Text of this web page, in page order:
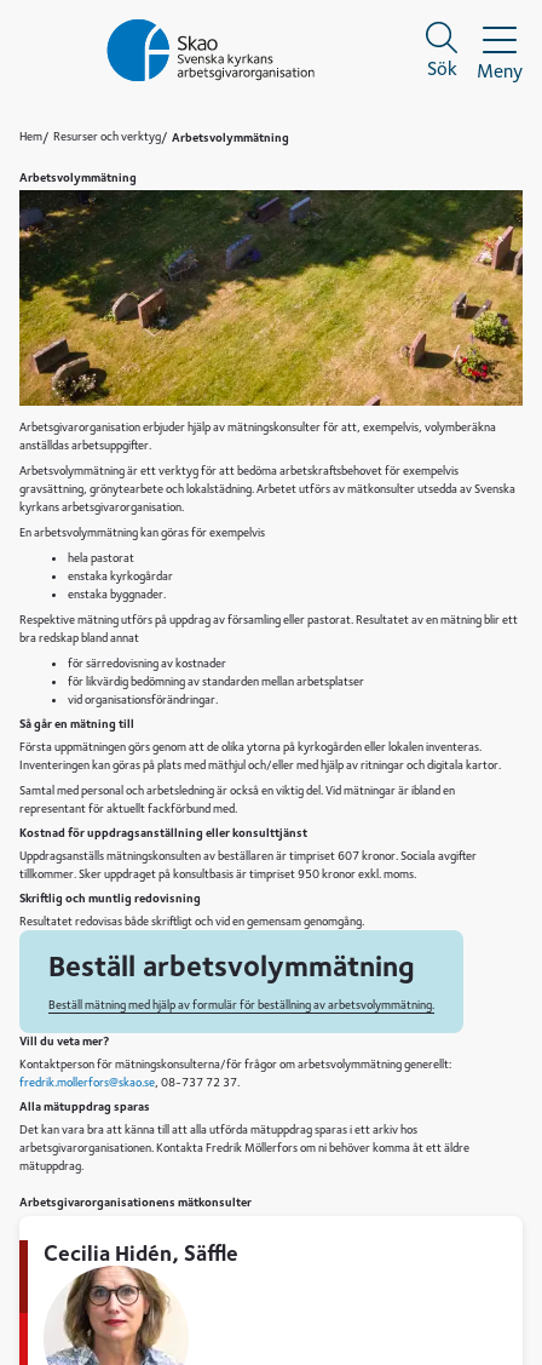
Sök Meny
Hem Resurser och verktyg Arbetsvolymmätning
Arbetsvolymmätning
Arbetsgivarorganisation erbjuder hjälp av mätningskonsulter för att, exempelvis, volymberäkna
anställdas arbetsuppgifter.
Arbetsvolymmätning är ett verktyg för att bedöma arbetskraftsbehovet för exempelvis
gravsättning, grönytearbete och lokalstädning. Arbetet utförs av mätkonsulter utsedda av Svenska
kyrkans arbetsgivarorganisation.
En arbetsvolymmätning kan göras för exempelvis
hela pastorat
enstaka kyrkogårdar
enstaka byggnader.
Respektive mätning utförs på uppdrag av församling eller pastorat. Resultatet av en mätning blir ett
bra redskap bland annat
för särredovisning av kostnader
för likvärdig bedömning av standarden mellan arbetsplatser
vid organisationsförändringar.
Så går en mätning till
Första uppmätningen görs genom att de olika ytorna på kyrkogården eller lokalen inventeras.
Inventeringen kan göras på plats med mäthjul och/eller med hjälp av ritningar och digitala kartor.
Samtal med personal och arbetsledning är också en viktig del. Vid mätningar är ibland en
representant för aktuellt fackförbund med.
Kostnad för uppdragsanställning eller konsulttjänst
Uppdragsanställs mätningskonsulten av beställaren är timpriset 607 kronor. Sociala avgifter
tillkommer. Sker uppdraget på konsultbasis är timpriset 950 kronor exkl. moms.
Skriftlig och muntlig redovisning
Resultatet redovisas både skriftligt och vid en gemensam genomgång.
Beställ arbetsvolymmätning
Beställ mätning med hjälp av formulär för beställning av arbetsvolymmätning.
Vill du veta mer?
Kontaktperson för mätningskonsulterna/för frågor om arbetsvolymmätning generellt:
fredrik.mollerfors@skao.se , 08-737 72 37.
Alla mätuppdrag sparas
Det kan vara bra att känna till att alla utförda mätuppdrag sparas i ett arkiv hos
arbetsgivarorganisationen. Kontakta Fredrik Möllerfors om ni behöver komma åt ett äldre
mätuppdrag.
Arbetsgivarorganisationens mätkonsulter
Cecilia Hidén, Säffle